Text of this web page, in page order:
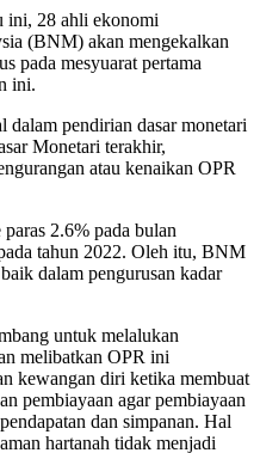
ini, 28 ahli ekonomi
(BNM) akan mengekalkan
pada mesyuarat pertama
ini.
pendirian dasar monetari
Monetari terakhir,
atau kenaikan OPR
2.6% pada bulan
tahun 2022. Oleh itu, BNM
dalam pengurusan kadar
untuk melalukan
melibatkan OPR ini
kewangan diri ketika membuat
pembiayaan agar pembiayaan
dan simpanan. Hal
hartanah tidak menjadi